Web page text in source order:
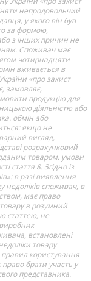
непродовольчий
у якого він був
за формою,
з інших причин не
Споживач має
чотирнадцяти
вживається в
«про захист
замовляє,
продукцію для
діяльністю або
обмін або
якщо не
вигляд,
розрахунковий
товаром. умови
стаття 8. Згідно із
в разі виявлення
недоліків споживач, в
має право
в розумний
статтею, не
встановлені
товару
користування
брати участь у
представника.